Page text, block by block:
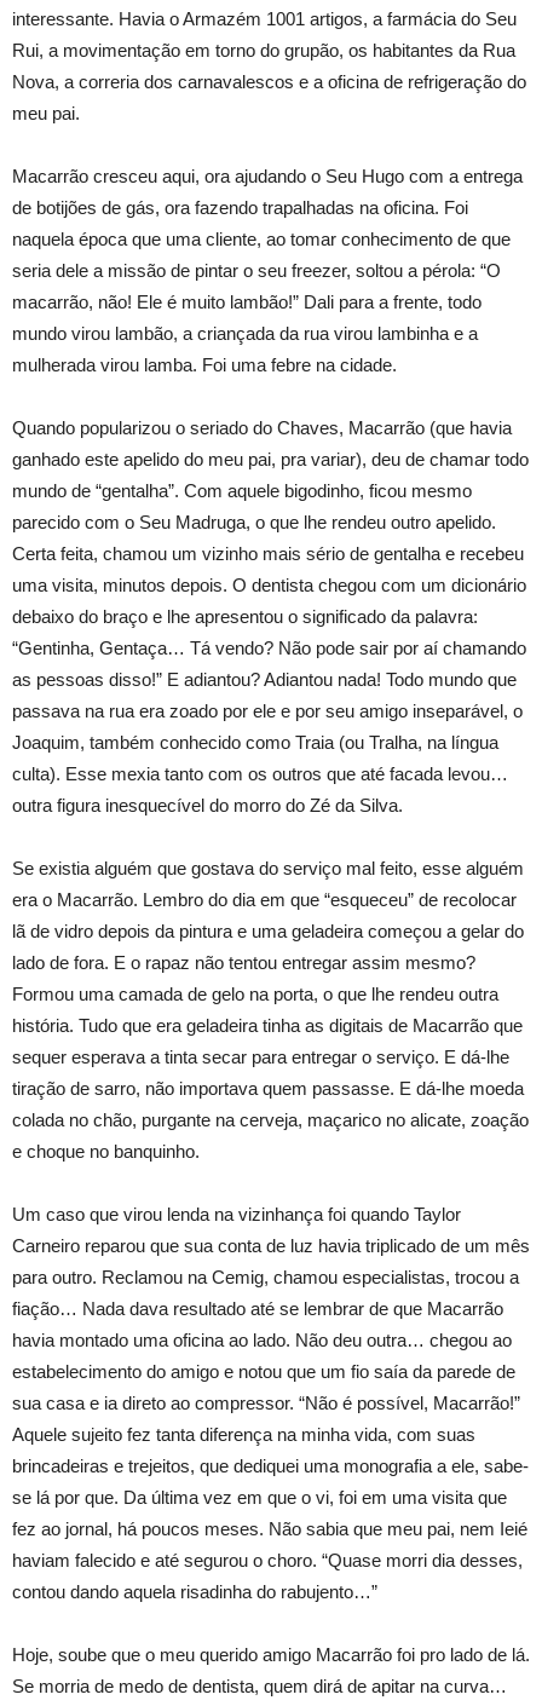
interessante. Havia o Armazém 1001 artigos, a farmácia do Seu
Rui, a movimentação em torno do grupão, os habitantes da Rua
Nova, a correria dos carnavalescos e a oficina de refrigeração do
meu pai.
Macarrão cresceu aqui, ora ajudando o Seu Hugo com a entrega
de botijões de gás, ora fazendo trapalhadas na oficina. Foi
naquela época que uma cliente, ao tomar conhecimento de que
seria dele a missão de pintar o seu freezer, soltou a pérola: “O
macarrão, não! Ele é muito lambão!” Dali para a frente, todo
mundo virou lambão, a criançada da rua virou lambinha e a
mulherada virou lamba. Foi uma febre na cidade.
Quando popularizou o seriado do Chaves, Macarrão (que havia
ganhado este apelido do meu pai, pra variar), deu de chamar todo
mundo de “gentalha”. Com aquele bigodinho, ficou mesmo
parecido com o Seu Madruga, o que lhe rendeu outro apelido.
Certa feita, chamou um vizinho mais sério de gentalha e recebeu
uma visita, minutos depois. O dentista chegou com um dicionário
debaixo do braço e lhe apresentou o significado da palavra:
“Gentinha, Gentaça… Tá vendo? Não pode sair por aí chamando
as pessoas disso!” E adiantou? Adiantou nada! Todo mundo que
passava na rua era zoado por ele e por seu amigo inseparável, o
Joaquim, também conhecido como Traia (ou Tralha, na língua
culta). Esse mexia tanto com os outros que até facada levou…
outra figura inesquecível do morro do Zé da Silva.
Se existia alguém que gostava do serviço mal feito, esse alguém
era o Macarrão. Lembro do dia em que “esqueceu” de recolocar
lã de vidro depois da pintura e uma geladeira começou a gelar do
lado de fora. E o rapaz não tentou entregar assim mesmo?
Formou uma camada de gelo na porta, o que lhe rendeu outra
história. Tudo que era geladeira tinha as digitais de Macarrão que
sequer esperava a tinta secar para entregar o serviço. E dá-lhe
tiração de sarro, não importava quem passasse. E dá-lhe moeda
colada no chão, purgante na cerveja, maçarico no alicate, zoação
e choque no banquinho.
Um caso que virou lenda na vizinhança foi quando Taylor
Carneiro reparou que sua conta de luz havia triplicado de um mês
para outro. Reclamou na Cemig, chamou especialistas, trocou a
fiação… Nada dava resultado até se lembrar de que Macarrão
havia montado uma oficina ao lado. Não deu outra… chegou ao
estabelecimento do amigo e notou que um fio saía da parede de
sua casa e ia direto ao compressor. “Não é possível, Macarrão!”
Aquele sujeito fez tanta diferença na minha vida, com suas
brincadeiras e trejeitos, que dediquei uma monografia a ele, sabe-
se lá por que. Da última vez em que o vi, foi em uma visita que
fez ao jornal, há poucos meses. Não sabia que meu pai, nem Ieié
haviam falecido e até segurou o choro. “Quase morri dia desses,
contou dando aquela risadinha do rabujento…”
Hoje, soube que o meu querido amigo Macarrão foi pro lado de lá.
Se morria de medo de dentista, quem dirá de apitar na curva…